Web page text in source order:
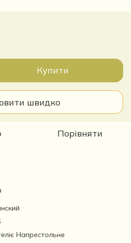
Купити
швидко
Порівняти
Напрестольне